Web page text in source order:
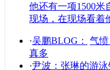
他还有一项1500米
现场，在现场看着
·吴鹏BLOG：
气
真多
·尹波：张琳的游